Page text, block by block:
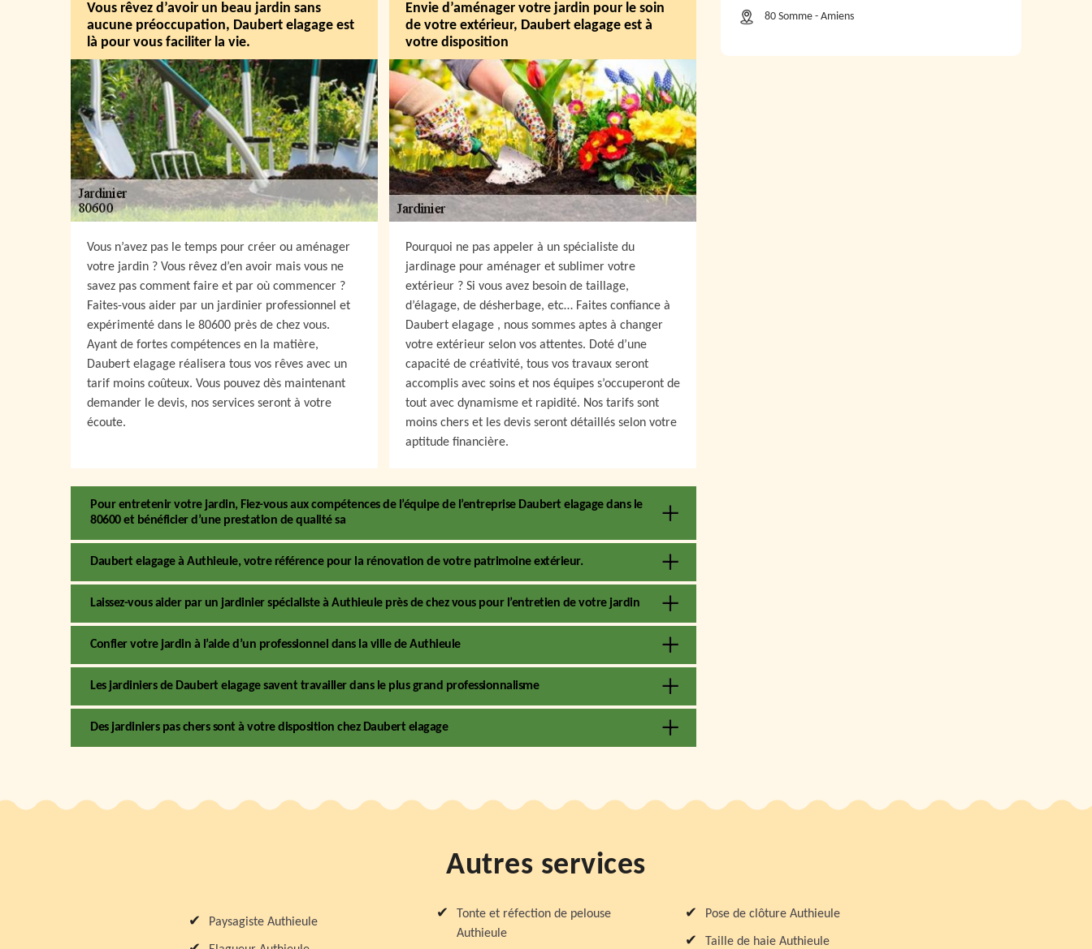
Vous rêvez d’avoir un beau jardin sans
aucune préoccupation, Daubert elagage est
là pour vous faciliter la vie.
Vous n’avez pas le temps pour créer ou aménager
votre jardin ? Vous rêvez d’en avoir mais vous ne
savez pas comment faire et par où commencer ?
Faites-vous aider par un jardinier professionnel et
expérimenté dans le 80600 près de chez vous.
Ayant de fortes compétences en la matière,
Daubert elagage réalisera tous vos rêves avec un
tarif moins coûteux. Vous pouvez dès maintenant
demander le devis, nos services seront à votre
écoute.
Envie d’aménager votre jardin pour le soin
de votre extérieur, Daubert elagage est à
votre disposition
Pourquoi ne pas appeler à un spécialiste du
jardinage pour aménager et sublimer votre
extérieur ? Si vous avez besoin de taillage,
d’élagage, de désherbage, etc… Faites confiance à
Daubert elagage , nous sommes aptes à changer
votre extérieur selon vos attentes. Doté d’une
capacité de créativité, tous vos travaux seront
accomplis avec soins et nos équipes s’occuperont de
tout avec dynamisme et rapidité. Nos tarifs sont
moins chers et les devis seront détaillés selon votre
aptitude financière.
Pour entretenir votre jardin, Fiez-vous aux compétences de l’équipe de l’entreprise Daubert elagage dans le
80600 et bénéficier d’une prestation de qualité sa
Daubert elagage à Authieule, votre référence pour la rénovation de votre patrimoine extérieur.
Laissez-vous aider par un jardinier spécialiste à Authieule près de chez vous pour l’entretien de votre jardin
Confier votre jardin à l’aide d’un professionnel dans la ville de Authieule
Les jardiniers de Daubert elagage savent travailler dans le plus grand professionnalisme
Des jardiniers pas chers sont à votre disposition chez Daubert elagage
80 Somme - Amiens
Autres services
Paysagiste Authieule
Tonte et réfection de pelouse
Authieule
Pose de clôture Authieule
Taille de haie Authieule